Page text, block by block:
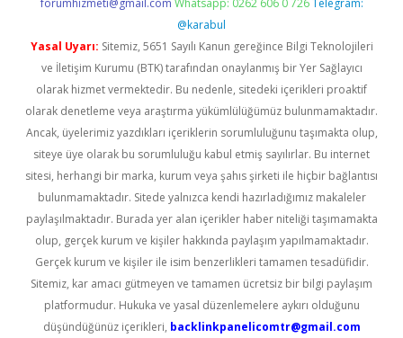
forumhizmeti@gmail.com Whatsapp: 0262 606 0 726 Telegram:
@karabul
Yasal Uyarı: Sitemiz, 5651 Sayılı Kanun gereğince Bilgi Teknolojileri
ve İletişim Kurumu (BTK) tarafından onaylanmış bir Yer Sağlayıcı
olarak hizmet vermektedir. Bu nedenle, sitedeki içerikleri proaktif
olarak denetleme veya araştırma yükümlülüğümüz bulunmamaktadır.
Ancak, üyelerimiz yazdıkları içeriklerin sorumluluğunu taşımakta olup,
siteye üye olarak bu sorumluluğu kabul etmiş sayılırlar. Bu internet
sitesi, herhangi bir marka, kurum veya şahıs şirketi ile hiçbir bağlantısı
bulunmamaktadır. Sitede yalnızca kendi hazırladığımız makaleler
paylaşılmaktadır. Burada yer alan içerikler haber niteliği taşımamakta
olup, gerçek kurum ve kişiler hakkında paylaşım yapılmamaktadır.
Gerçek kurum ve kişiler ile isim benzerlikleri tamamen tesadüfidir.
Sitemiz, kar amacı gütmeyen ve tamamen ücretsiz bir bilgi paylaşım
platformudur. Hukuka ve yasal düzenlemelere aykırı olduğunu
düşündüğünüz içerikleri, backlinkpanelicomtr@gmail.com